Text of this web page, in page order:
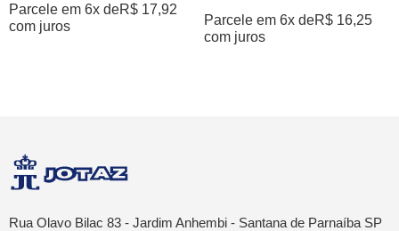
Parcele em 6x deR$ 17,92
com juros
Parcele em 6x deR$ 16,25
com juros
Rua Olavo Bilac 83 - Jardim Anhembi - Santana de Parnaíba SP